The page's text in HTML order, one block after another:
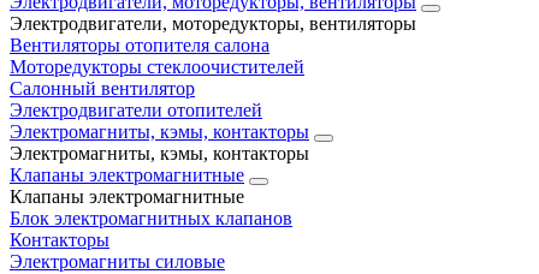
Электродвигатели, моторедукторы, вентиляторы
Вентиляторы отопителя салона
Моторедукторы стеклоочистителей
Салонный вентилятор
Электродвигатели отопителей
Электромагниты, кэмы, контакторы
Электромагниты, кэмы, контакторы
Клапаны электромагнитные
Клапаны электромагнитные
Блок электромагнитных клапанов
Контакторы
Электромагниты силовые